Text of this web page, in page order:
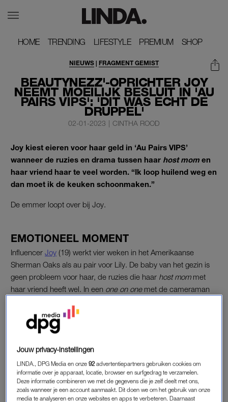
HOME
HOME TRENDING
TRENDING LIFESTYLE
LIFESTYLE PREMIUM
PREMIUM SHOP
SHOP
BEAUTYNEZZ'-OPRICHTER JOY
NEEMT MOEILIJK BESLUIT IN 'AU
PAIRS VIPS': 'DIT WAS ECHT DE
DRUPPEL'
NIEUWS | FRAGMENT GEMIST
02-01-2023 | CINTHA ROOD
Joy kiest eieren voor haar geld in ‘Au Pairs VIPS’
wanneer de ruzies en drama tussen haar host mom en
haar vriend haar te veel worden. “Ik loop huilend weg en
dan moet ik de keuken schoonmaken.”
De emmer loopt over bij Joy.
EMOTIONEEL MOMENT
Influencer Joy (19) werkt vier weken in het Amerikaanse
Sherman Oaks als au pair voor Lily. De baby van het gezin is
geen probleem voor haar, de ruzies die haar host mommet
haar vriend heeft wel. In een one on onemet de cameraman
Ze legt uit dat ze inziet dat de werksituatie niet fijn en niet goed
is voor haar. “Ik ben net naar Lily toegegaan om te zeggen dat
het me te veel werd”, vertelt de Beautynezz’-oprichter. “En ik
werd best emotioneel. Ik word dat niet heel snel bij andere
mensen, ik ben niet snel emotioneel. Dus voor mij was dat
best lastig, om me open te stellen en eerlijk te zijn.”
Jouw privacy-instellingen
LINDA., DPG Media en onze92 advertentiepartners gebruiken cookies om
informatie over je apparaat, locatie, browser en surfgedrag te verzamelen.
Deze informatie combineren we met de gegevens die je zelf deelt met ons,
zoals wanneer je een account aanmaakt. Dit doen we om het gebruik van onze
media te analyseren en onze websites en apps te verbeteren. Daarnaast